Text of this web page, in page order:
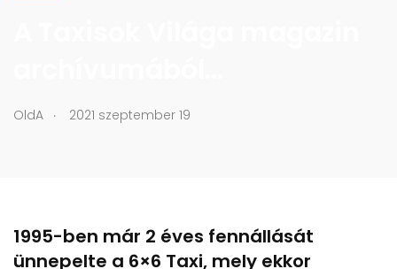
OldA . 2021 szeptember 19
1995-ben már 2 éves fennállását
ünnepelte a 6×6 Taxi, mely ekkor